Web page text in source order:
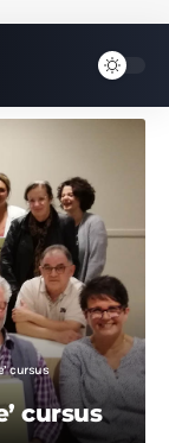
cursus
cursus